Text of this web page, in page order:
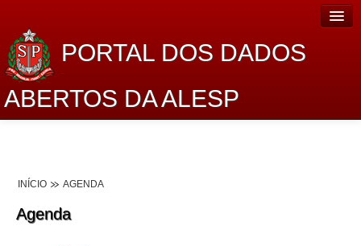
PORTAL DOS DADOS
ABERTOS DA ALESP
Lei de Acesso à Informação
INÍCIO AGENDA
Agenda